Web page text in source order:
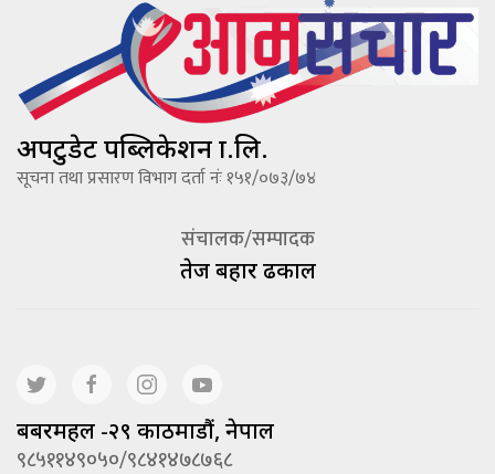
अपटुडेट पब्लिकेशन प्रा.लि.
सूचना तथा प्रसारण विभाग दर्ता नंः १५१/०७३/७४
संचालक/सम्पादक
तेज बहादूर ढकाल
बबरमहल -२९ काठमाडौं, नेपाल
९८५११४९०५०/९८४१४७८७६८